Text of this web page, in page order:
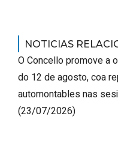
NOTICIAS
O Concello promove a
do 12 de agosto, coa
automontables nas
(23/07/2026)